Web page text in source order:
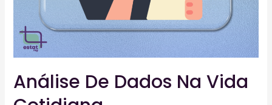
Análise De Dados Na Vida